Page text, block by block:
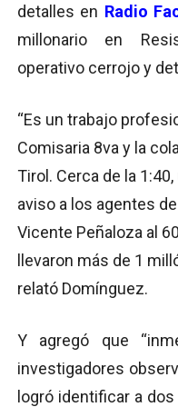
detalles en Radio
millonario en
operativo cerrojo y
“Es un trabajo
Comisaria 8va y la
Tirol. Cerca de la
aviso a los agentes
Vicente Peñaloza al
llevaron más de 1
relató Domínguez.
Y agregó que
investigadores
logró identificar a